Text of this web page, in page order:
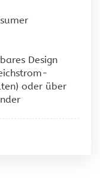
Design
oder über